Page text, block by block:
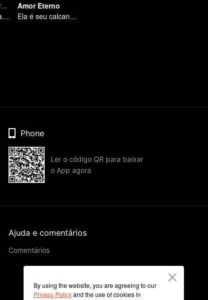
Meu Querido Professor
O professor volta ao campus como estudante.
Amor Eterno
Ela é seu calcanhar de Aquiles e sua armadura
By using the website, you are agreeing to our
Privacy Policyand the use of cookies in
Phone
Ler o código QR para baixar
o App agora
Ajuda e comentários
Comentários